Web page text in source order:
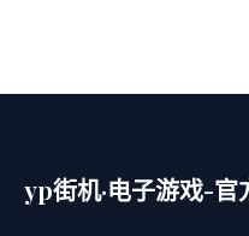
yp街机·电子游戏-官